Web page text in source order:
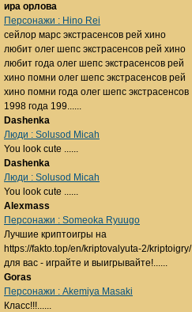
ира орлова
Персонажи : Hino Rei
сейлор марс экстрасенсов рей хино
любит олег шепс экстрасенсов рей хино
любит года олег шепс экстрасенсов рей
хино помни олег шепс экстрасенсов рей
хино помни года олег шепс экстрасенсов
1998 года 199......
Dashenka
Люди : Solusod Micah
You look cute ......
Dashenka
Люди : Solusod Micah
You look cute ......
Alexmass
Персонажи : Someoka Ryuugo
Лучшие криптоигры на
https://fakto.top/en/kriptovalyuta-2/kriptoigry/
для вас - играйте и выигрывайте!......
Goras
Персонажи : Akemiya Masaki
Класс!!!......